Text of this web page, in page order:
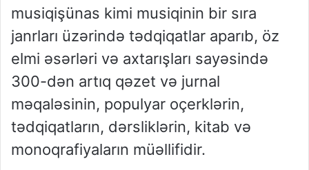
musiqişünas kimi musiqinin bir sıra
janrları üzərində tədqiqatlar aparıb, öz
elmi əsərləri və axtarışları sayəsində
300-dən artıq qəzet və jurnal
məqaləsinin, populyar oçerklərin,
tədqiqatların, dərsliklərin, kitab və
monoqrafiyaların müəllifidir.